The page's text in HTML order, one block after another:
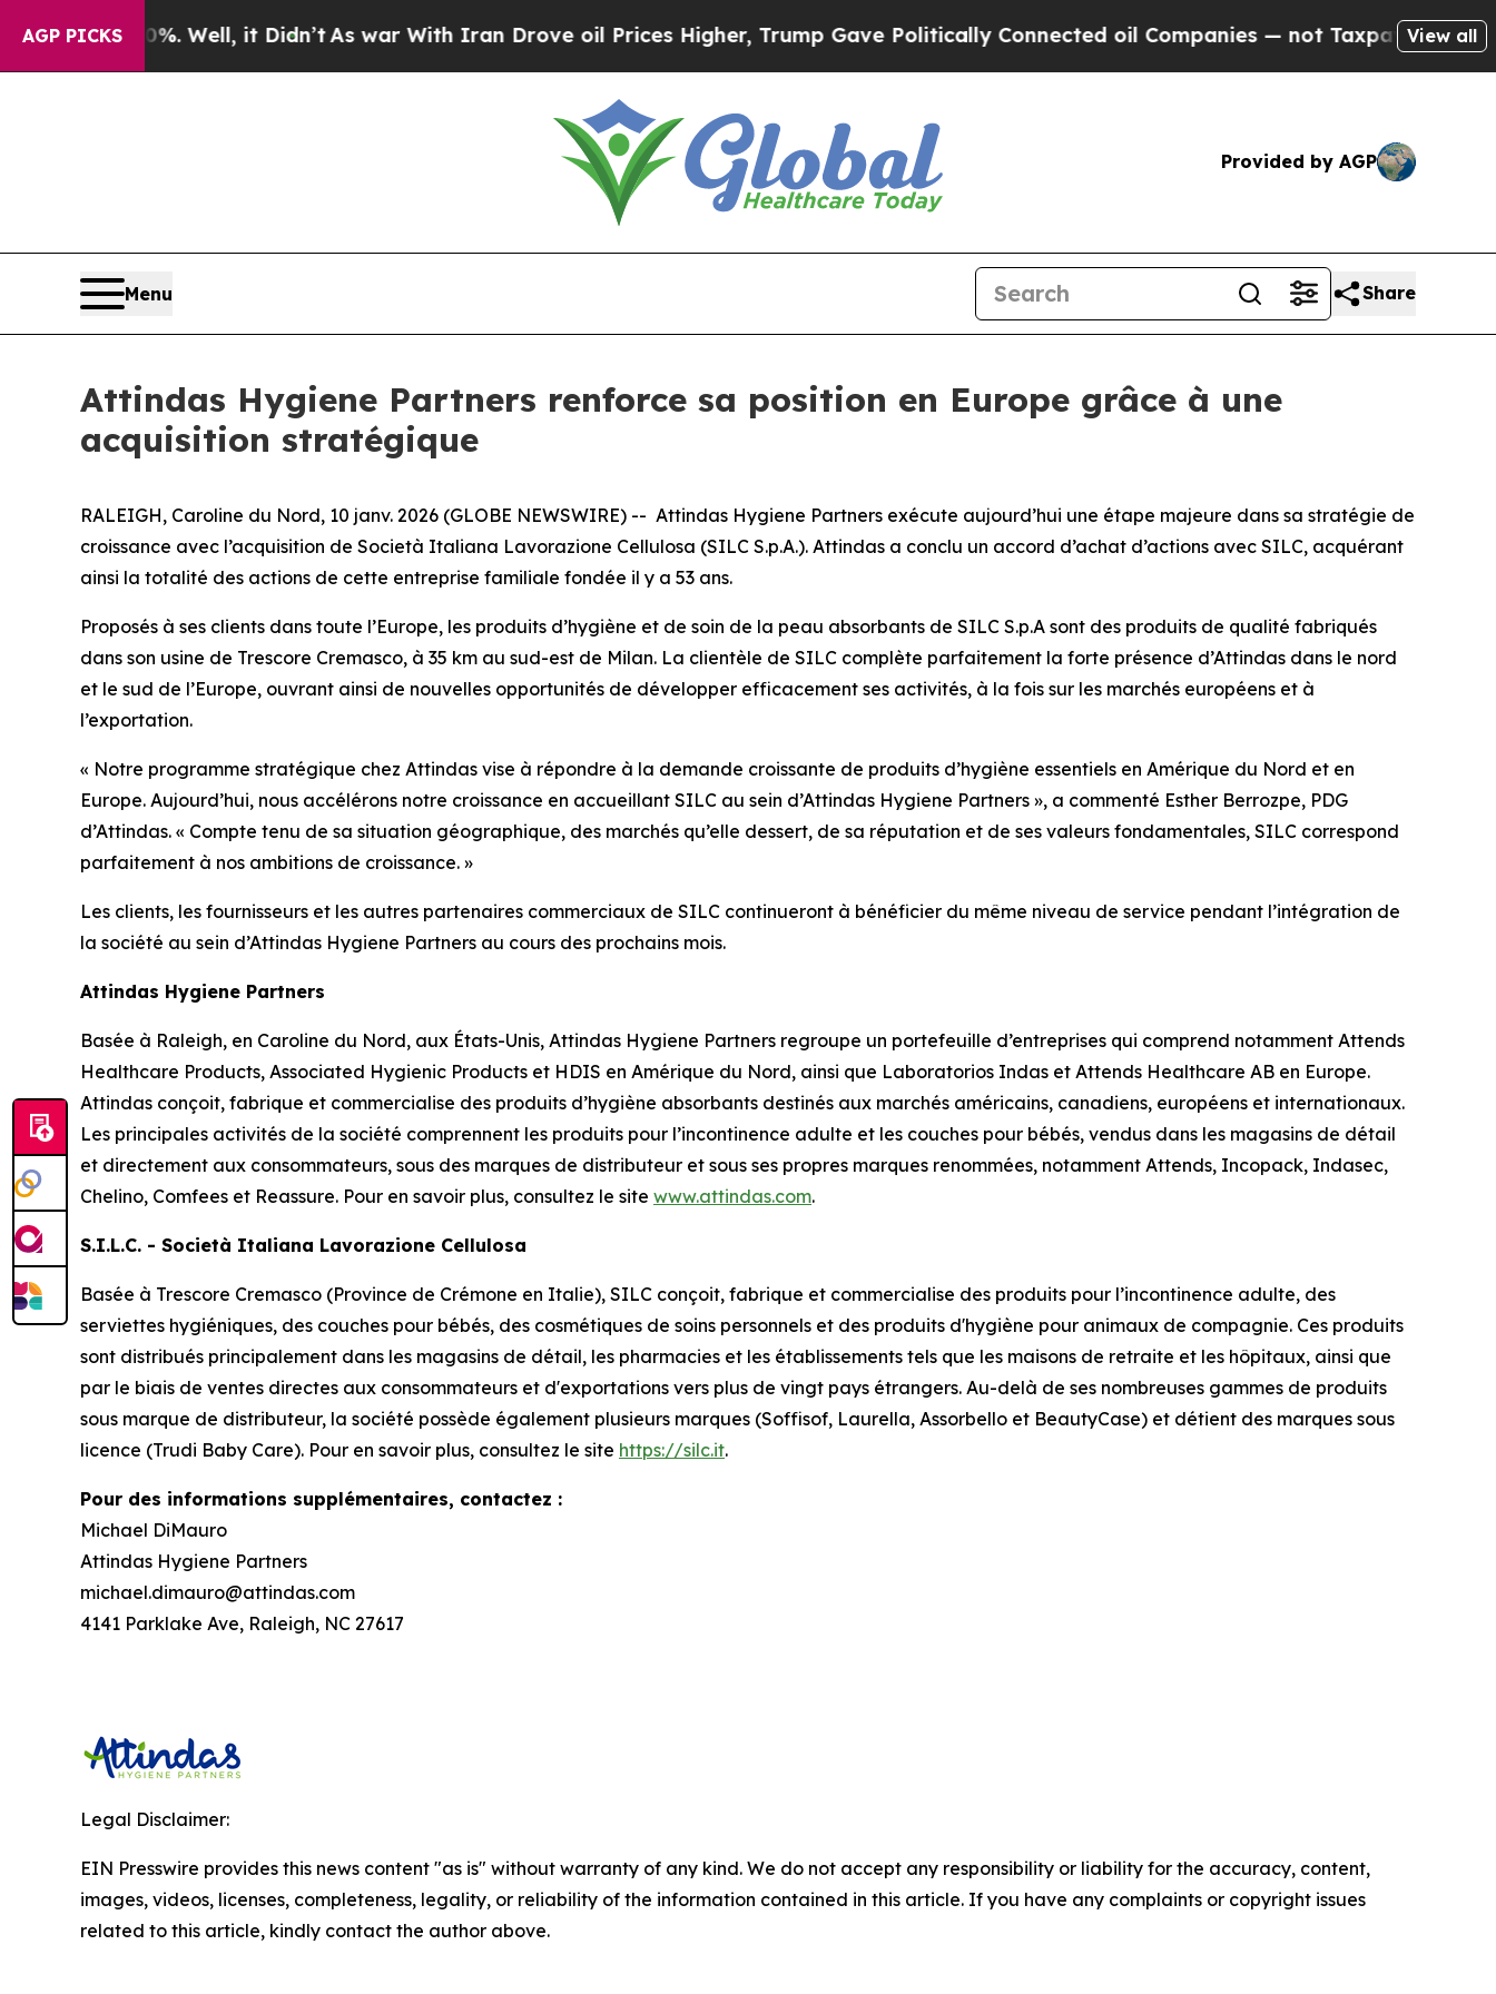
AGP PICKS
40%. Well, it Didn’tAs war With Iran Drove oil Prices Higher, Trump Gave Politically Connected oil Companies — not Taxpayers — theView all
Provided by AGP
Menu Share
Attindas Hygiene Partners renforce sa position en Europe grâce à une
acquisition stratégique
RALEIGH, Caroline du Nord, 10 janv. 2026 (GLOBE NEWSWIRE) -- Attindas Hygiene Partners exécute aujourd’hui une étape majeure dans sa stratégie de
croissance avec l’acquisition de Società Italiana Lavorazione Cellulosa (SILC S.p.A.). Attindas a conclu un accord d’achat d’actions avec SILC, acquérant
ainsi la totalité des actions de cette entreprise familiale fondée il y a 53 ans.
Proposés à ses clients dans toute l’Europe, les produits d’hygiène et de soin de la peau absorbants de SILC S.p.A sont des produits de qualité fabriqués
dans son usine de Trescore Cremasco, à 35 km au sud-est de Milan. La clientèle de SILC complète parfaitement la forte présence d’Attindas dans le nord
et le sud de l’Europe, ouvrant ainsi de nouvelles opportunités de développer efficacement ses activités, à la fois sur les marchés européens et à
l’exportation.
« Notre programme stratégique chez Attindas vise à répondre à la demande croissante de produits d’hygiène essentiels en Amérique du Nord et en
Europe. Aujourd’hui, nous accélérons notre croissance en accueillant SILC au sein d’Attindas Hygiene Partners », a commenté Esther Berrozpe, PDG
d’Attindas. « Compte tenu de sa situation géographique, des marchés qu’elle dessert, de sa réputation et de ses valeurs fondamentales, SILC correspond
parfaitement à nos ambitions de croissance. »
Les clients, les fournisseurs et les autres partenaires commerciaux de SILC continueront à bénéficier du même niveau de service pendant l’intégration de
la société au sein d’Attindas Hygiene Partners au cours des prochains mois.
Attindas Hygiene Partners
Basée à Raleigh, en Caroline du Nord, aux États-Unis, Attindas Hygiene Partners regroupe un portefeuille d’entreprises qui comprend notamment Attends
Healthcare Products, Associated Hygienic Products et HDIS en Amérique du Nord, ainsi que Laboratorios Indas et Attends Healthcare AB en Europe.
Attindas conçoit, fabrique et commercialise des produits d’hygiène absorbants destinés aux marchés américains, canadiens, européens et internationaux.
Les principales activités de la société comprennent les produits pour l’incontinence adulte et les couches pour bébés, vendus dans les magasins de détail
et directement aux consommateurs, sous des marques de distributeur et sous ses propres marques renommées, notamment Attends, Incopack, Indasec,
Chelino, Comfees et Reassure. Pour en savoir plus, consultez le site www.attindas.com.
S.I.L.C. - Società Italiana Lavorazione Cellulosa
Basée à Trescore Cremasco (Province de Crémone en Italie), SILC conçoit, fabrique et commercialise des produits pour l’incontinence adulte, des
serviettes hygiéniques, des couches pour bébés, des cosmétiques de soins personnels et des produits d'hygiène pour animaux de compagnie. Ces produits
sont distribués principalement dans les magasins de détail, les pharmacies et les établissements tels que les maisons de retraite et les hôpitaux, ainsi que
par le biais de ventes directes aux consommateurs et d'exportations vers plus de vingt pays étrangers. Au-delà de ses nombreuses gammes de produits
sous marque de distributeur, la société possède également plusieurs marques (Soffisof, Laurella, Assorbello et BeautyCase) et détient des marques sous
licence (Trudi Baby Care). Pour en savoir plus, consultez le site https://silc.it.
Pour des informations supplémentaires, contactez :
Michael DiMauro
Attindas Hygiene Partners
michael.dimauro@attindas.com
4141 Parklake Ave, Raleigh, NC 27617
Legal Disclaimer:
EIN Presswire provides this news content "as is" without warranty of any kind. We do not accept any responsibility or liability for the accuracy, content,
images, videos, licenses, completeness, legality, or reliability of the information contained in this article. If you have any complaints or copyright issues
related to this article, kindly contact the author above.